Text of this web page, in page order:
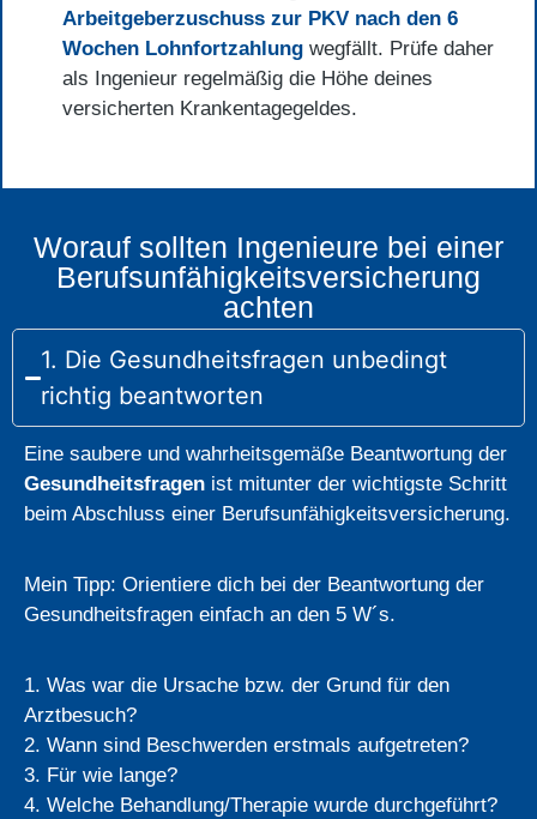
Arbeitgeberzuschuss zur PKV nach den 6
Wochen Lohnfortzahlung wegfällt. Prüfe daher
als Ingenieur regelmäßig die Höhe deines
versicherten Krankentagegeldes.
Worauf sollten Ingenieure bei einer
Berufsunfähigkeits­versicherung
achten
1. Die Gesundheitsfragen unbedingt
richtig beantworten
Eine saubere und wahrheitsgemäße Beantwortung der
Gesundheitsfragen ist mitunter der wichtigste Schritt
beim Abschluss einer Berufsunfähigkeitsversicherung.
Mein Tipp: Orientiere dich bei der Beantwortung der
Gesundheitsfragen einfach an den 5 W´s.
1. Was war die Ursache bzw. der Grund für den
Arztbesuch?
2. Wann sind Beschwerden erstmals aufgetreten?
3. Für wie lange?
4. Welche Behandlung/Therapie wurde durchgeführt?